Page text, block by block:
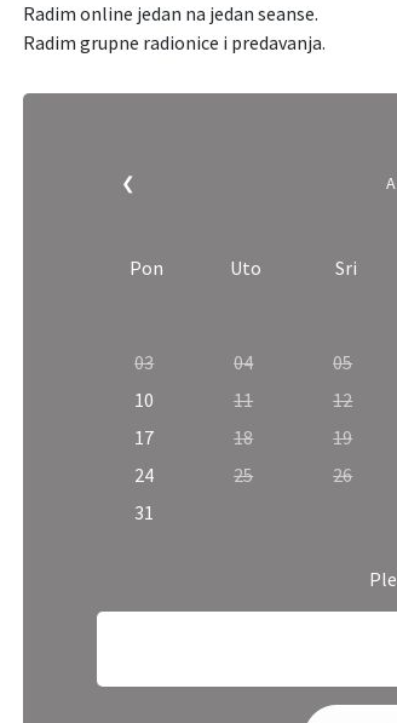
Radim online jedan na jedan seanse.
Radim grupne radionice i predavanja.
❮
Pon Uto Sri
03
04 05
10
11 12
17
18 19
24
25 26
31